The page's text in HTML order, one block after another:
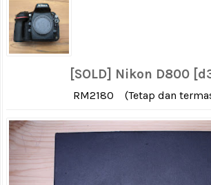
[SOLD] Nikon D800
RM2180 (Tetap dan